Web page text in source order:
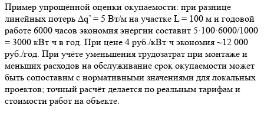
Пример упрощённой оценки окупаемости: при разнице
линейных потерь Δq’ = 5 Вт/м на участке L = 100 м и годовой
работе 6000 часов экономия энергии составит 5·100·6000/1000
= 3000 кВт·ч в год. При цене 4 руб./кВт·ч экономия ~12 000
руб./год. При учёте уменьшения трудозатрат при монтаже и
меньших расходов на обслуживание срок окупаемости может
быть сопоставим с нормативными значениями для локальных
проектов; точный расчёт делается по реальным тарифам и
стоимости работ на объекте.